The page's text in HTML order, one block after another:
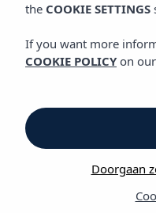
Situatie
Vibra
In S'estanyol begrijpt men
de baai van San Antonio
wereldwijd bekend voor
zonsondergangen van
the COOKIE SETTINGS
If you want more
COOKIE POLICY on
Doorgaan